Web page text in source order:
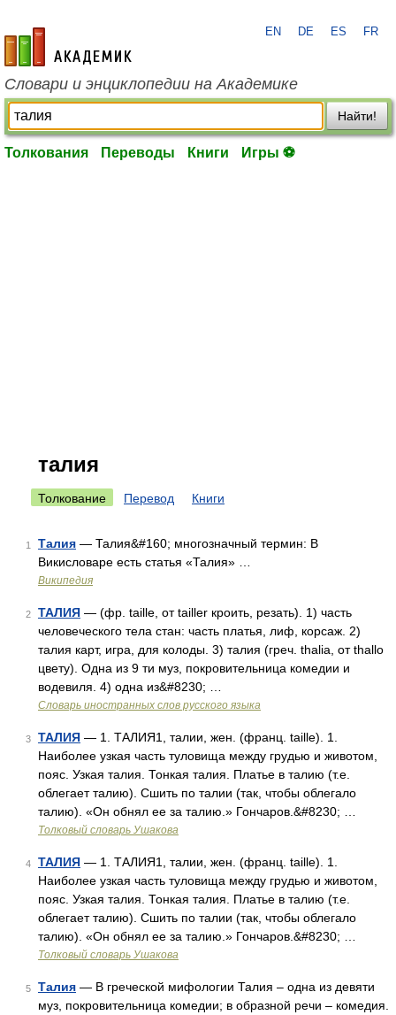
academic.ru
EN DE ES FR
Словари и энциклопедии на Академике
Найти!
Толкования Переводы Книги Игры ⚽
талия
Толкование Перевод Книги
1 Талия — Талия&#160; многозначный термин: В
Викисловаре есть статья «Талия» …
Википедия
2 ТАЛИЯ — (фр. taille, от tailler кроить, резать). 1) часть
человеческого тела стан: часть платья, лиф, корсаж. 2)
талия карт, игра, для колоды. 3) талия (греч. thalia, от thallo
цвету). Одна из 9 ти муз, покровительница комедии и
водевиля. 4) одна из&#8230; …
Словарь иностранных слов русского языка
3 ТАЛИЯ — 1. ТАЛИЯ1, талии, жен. (франц. taille). 1.
Наиболее узкая часть туловища между грудью и животом,
пояс. Узкая талия. Тонкая талия. Платье в талию (т.е.
облегает талию). Сшить по талии (так, чтобы облегало
талию). «Он обнял ее за талию.» Гончаров.&#8230; …
Толковый словарь Ушакова
4 ТАЛИЯ — 1. ТАЛИЯ1, талии, жен. (франц. taille). 1.
Наиболее узкая часть туловища между грудью и животом,
пояс. Узкая талия. Тонкая талия. Платье в талию (т.е.
облегает талию). Сшить по талии (так, чтобы облегало
талию). «Он обнял ее за талию.» Гончаров.&#8230; …
Толковый словарь Ушакова
5 Талия — В греческой мифологии Талия – одна из девяти
муз, покровительница комедии; в образной речи – комедия.